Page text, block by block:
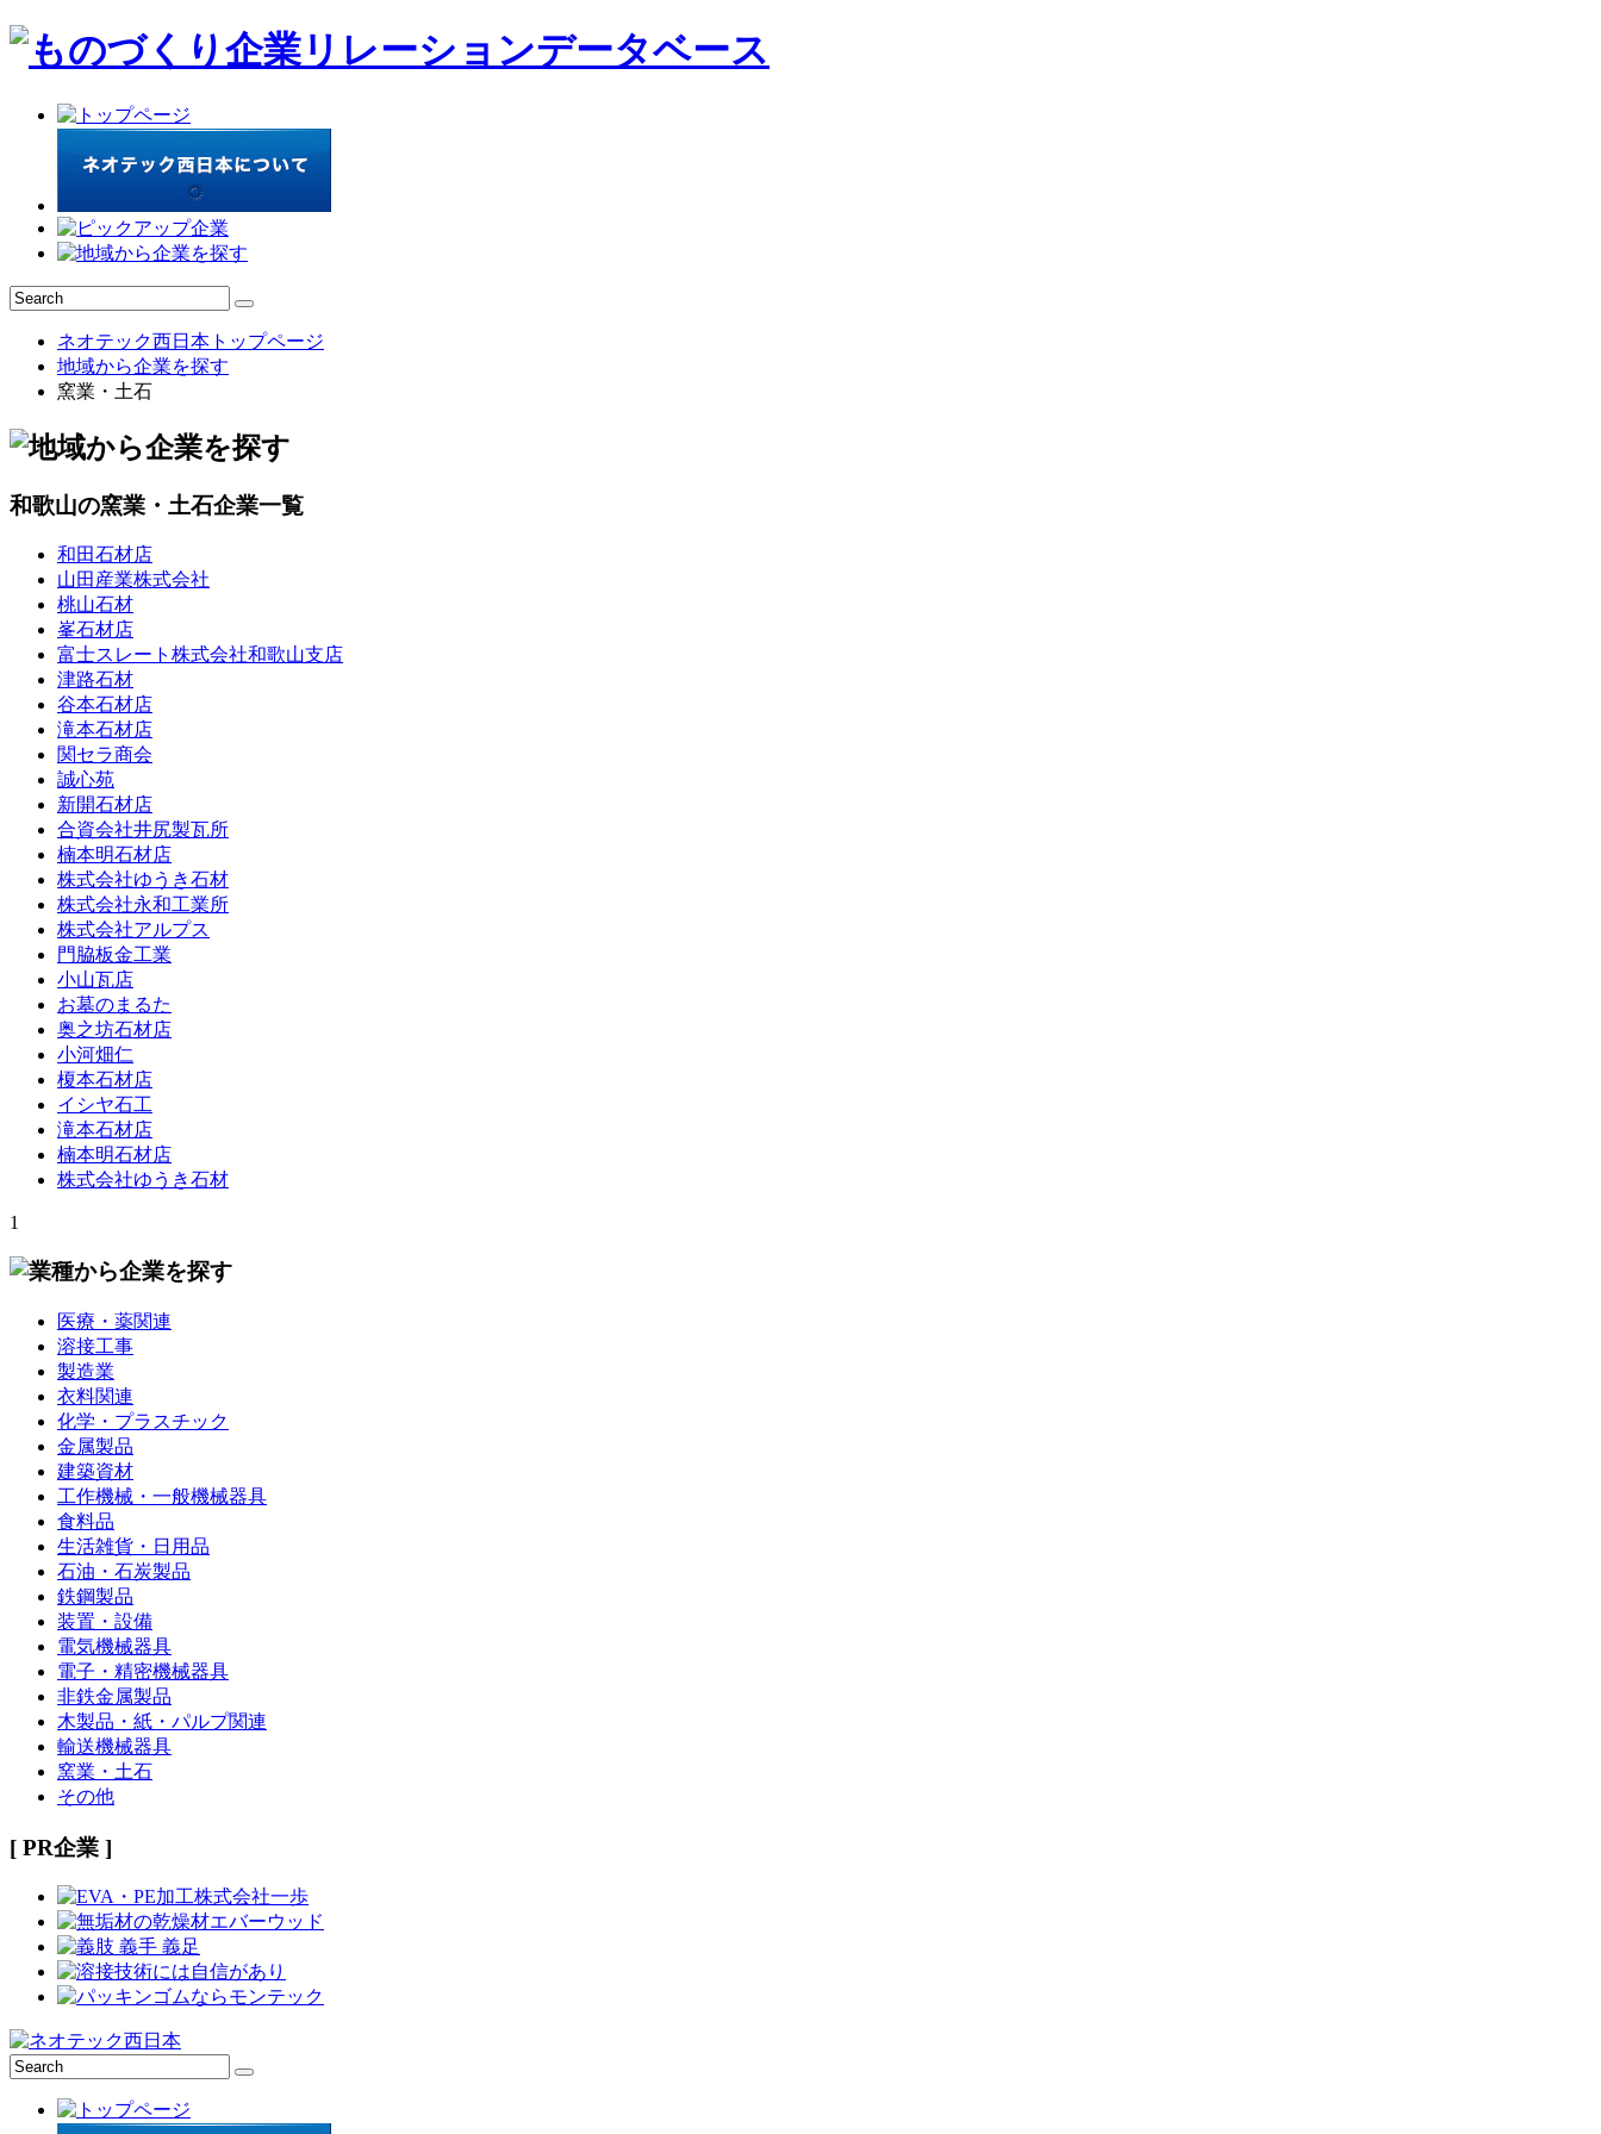
ネオテック西日本トップページ
地域から企業を探す
窯業・土石
和歌山の窯業・土石企業一覧
和田石材店
山田産業株式会社
桃山石材
峯石材店
富士スレート株式会社和歌山支店
津路石材
谷本石材店
滝本石材店
関セラ商会
誠心苑
新開石材店
合資会社井尻製瓦所
楠本明石材店
株式会社ゆうき石材
株式会社永和工業所
株式会社アルプス
門脇板金工業
小山瓦店
お墓のまるた
奥之坊石材店
小河畑仁
榎本石材店
イシヤ石工
滝本石材店
楠本明石材店
株式会社ゆうき石材
1
医療・薬関連
溶接工事
製造業
衣料関連
化学・プラスチック
金属製品
建築資材
工作機械・一般機械器具
食料品
生活雑貨・日用品
石油・石炭製品
鉄鋼製品
装置・設備
電気機械器具
電子・精密機械器具
非鉄金属製品
木製品・紙・パルプ関連
輸送機械器具
窯業・土石
その他
[ PR企業 ]